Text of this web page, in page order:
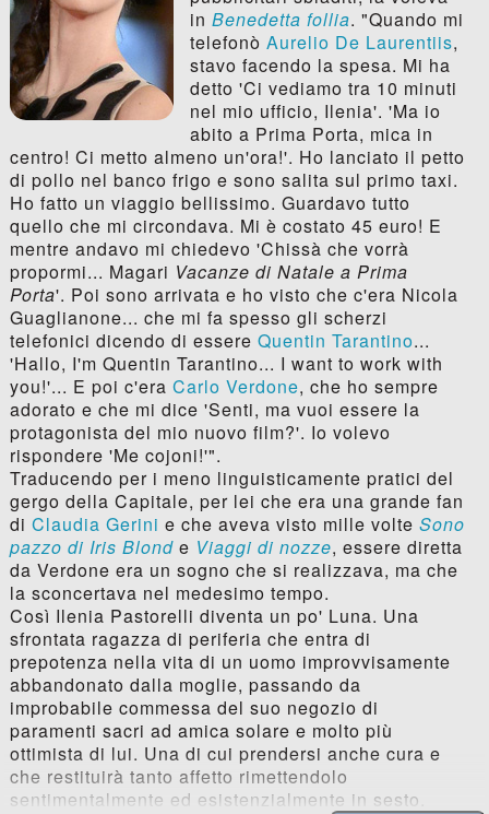
in Benedetta follia. "Quando mi
telefonò Aurelio De Laurentiis,
stavo facendo la spesa. Mi ha
detto 'Ci vediamo tra 10 minuti
nel mio ufficio, Ilenia'. 'Ma io
abito a Prima Porta, mica in
centro! Ci metto almeno un'ora!'. Ho lanciato il petto
di pollo nel banco frigo e sono salita sul primo taxi.
Ho fatto un viaggio bellissimo. Guardavo tutto
quello che mi circondava. Mi è costato 45 euro! E
mentre andavo mi chiedevo 'Chissà che vorrà
propormi... Magari Vacanze di Natale a Prima
Porta'. Poi sono arrivata e ho visto che c'era Nicola
Guaglianone... che mi fa spesso gli scherzi
telefonici dicendo di essere Quentin Tarantino...
'Hallo, I'm Quentin Tarantino... I want to work with
you!'... E poi c'era Carlo Verdone, che ho sempre
adorato e che mi dice 'Senti, ma vuoi essere la
protagonista del mio nuovo film?'. Io volevo
rispondere 'Me cojoni!'".
Traducendo per i meno linguisticamente pratici del
gergo della Capitale, per lei che era una grande fan
di Claudia Gerini e che aveva visto mille volte Sono
pazzo di Iris Blonde Viaggi di nozze, essere diretta
da Verdone era un sogno che si realizzava, ma che
la sconcertava nel medesimo tempo.
Così Ilenia Pastorelli diventa un po' Luna. Una
sfrontata ragazza di periferia che entra di
prepotenza nella vita di un uomo improvvisamente
abbandonato dalla moglie, passando da
improbabile commessa del suo negozio di
paramenti sacri ad amica solare e molto più
ottimista di lui. Una di cui prendersi anche cura e
che restituirà tanto affetto rimettendolo
sentimentalmente ed esistenzialmente in sesto.